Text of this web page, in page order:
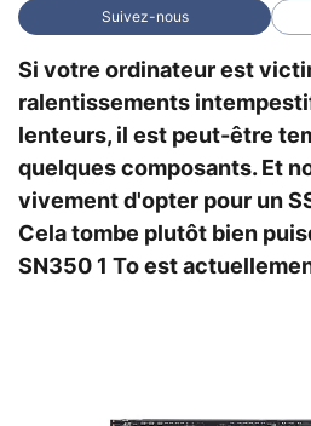
Suivez-nous
Si votre ordinateur est
ralentissements
lenteurs, il est peut-être
quelques composants. Et
vivement d'opter pour un
Cela tombe plutôt bien
SN350 1 To est